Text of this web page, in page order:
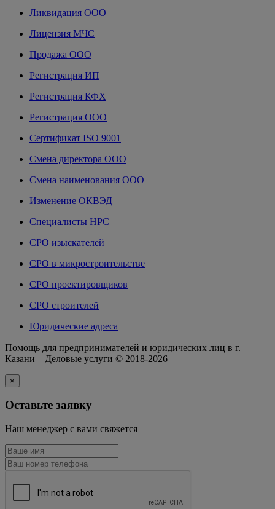
Ликвидация ООО
Лицензия МЧС
Продажа ООО
Регистрация ИП
Регистрация КФХ
Регистрация ООО
Сертификат ISO 9001
Смена директора ООО
Смена наименования ООО
Изменение ОКВЭД
Специалисты НРС
СРО изыскателей
СРО в микростроительстве
СРО проектировщиков
СРО строителей
Юридические адреса
Помощь для предпринимателей и юридических лиц в г.
Казани – Деловые услуги © 2018-2026
×
Оставьте заявку
Наш менеджер с вами свяжется